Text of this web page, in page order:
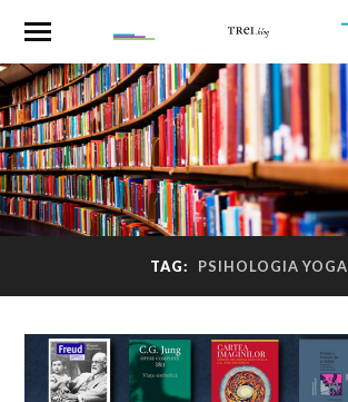
TAG: PSIHOLOGIA YOGA